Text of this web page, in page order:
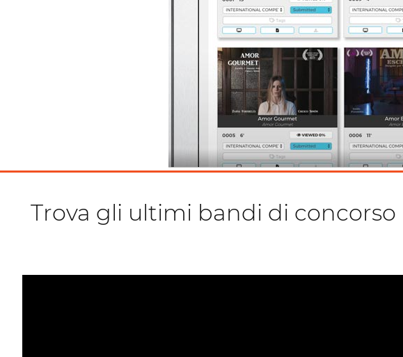
Trova gli ultimi bandi di